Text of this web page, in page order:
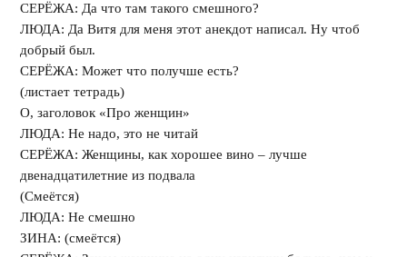
СЕРЁЖА: Да что там такого смешного?
ЛЮДА: Да Витя для меня этот анекдот написал. Ну чтоб
добрый был.
СЕРЁЖА: Может что получше есть?
(листает тетрадь)
О, заголовок «Про женщин»
ЛЮДА: Не надо, это не читай
СЕРЁЖА: Женщины, как хорошее вино – лучше
двенадцатилетние из подвала
(Смеётся)
ЛЮДА: Не смешно
ЗИНА: (смеётся)